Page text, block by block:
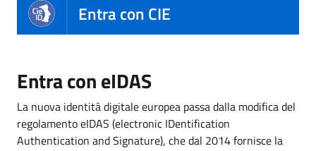
Entra con CIE
Entra con eIDAS
La nuova identità digitale europea passa dalla modifica del
regolamento eIDAS (electronic IDentification
Authentication and Signature), che dal 2014 fornisce la